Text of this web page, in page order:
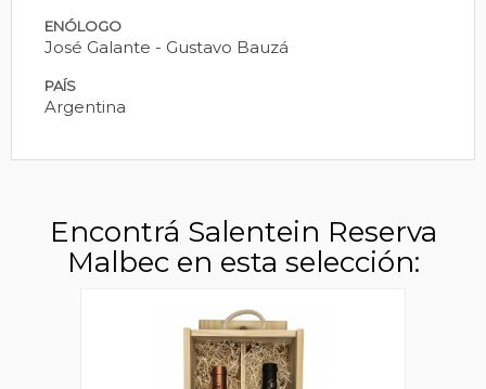
ENÓLOGO
José Galante - Gustavo Bauzá
PAÍS
Argentina
Encontrá Salentein Reserva
Malbec en esta selección: